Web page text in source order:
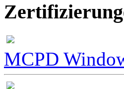
MCPD